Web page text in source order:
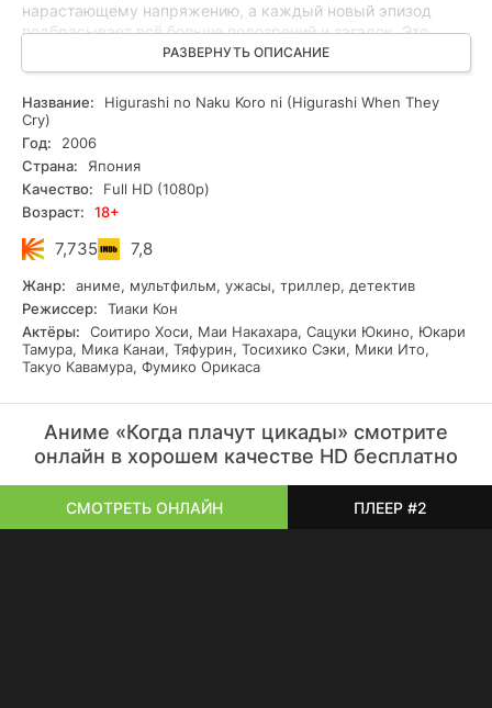
нарастающему напряжению, а каждый новый эпизод
подбрасывает всё больше подозрений и загадок. Это
мистическая драма с элементами триллера, хоррора и
детективной интриги — история о конфликте, страхе и
попытках докопаться до правды без спойлеров. Подойдёт
любителям глубоких психологических историй,
напряжённых расследований и жестких поворотных
моментов. Смотрите онлайн все серии бесплатно в
хорошем качестве HD и прочувствуйте каждую порцию
нарастающей интриги.
РАЗВЕРНУТЬ ОПИСАНИЕ
Название:
Higurashi no Naku Koro ni (Higurashi When They
Cry)
Год:
2006
Страна:
Япония
Качество:
Full HD (1080p)
Возраст:
18+
7,735 7,8
Жанр:
аниме, мультфильм, ужасы, триллер, детектив
Режиссер:
Тиаки Кон
Актёры:
Соитиро Хоси, Маи Накахара, Сацуки Юкино, Юкари
Тамура, Мика Канаи, Тяфурин, Тосихико Сэки, Мики Ито,
Такуо Кавамура, Фумико Орикаса
Аниме «Когда плачут цикады» смотрите
онлайн в хорошем качестве HD бесплатно
СМОТРЕТЬ ОНЛАЙН ПЛЕЕР #2